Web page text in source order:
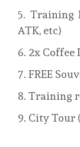
Training
ATK, etc)
2x Coffee
FREE
Training
City Tour